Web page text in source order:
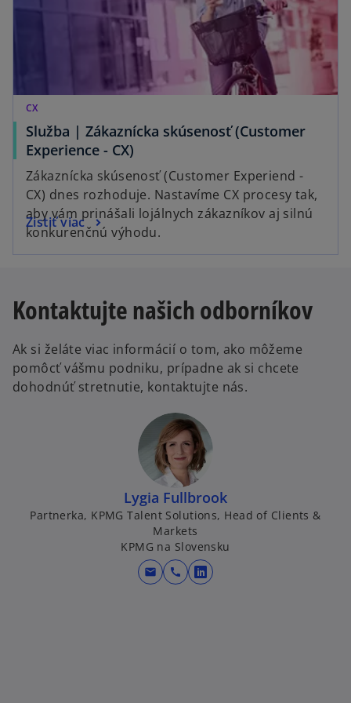
CX
Služba | Zákaznícka skúsenosť (Customer
Experience - CX)
Zákaznícka skúsenosť (Customer Experiend -
CX) dnes rozhoduje. Nastavíme CX procesy tak,
aby vám prinášali lojálnych zákazníkov aj silnú
konkurenčnú výhodu.
Zistiť viac
Kontaktujte našich odborníkov
Ak si želáte viac informácií o tom, ako môžeme
pomôcť vášmu podniku, prípadne ak si chcete
dohodnúť stretnutie, kontaktujte nás.
Lygia Fullbrook
Partnerka, KPMG Talent Solutions, Head of Clients &
Markets
KPMG na Slovensku
mail call
o